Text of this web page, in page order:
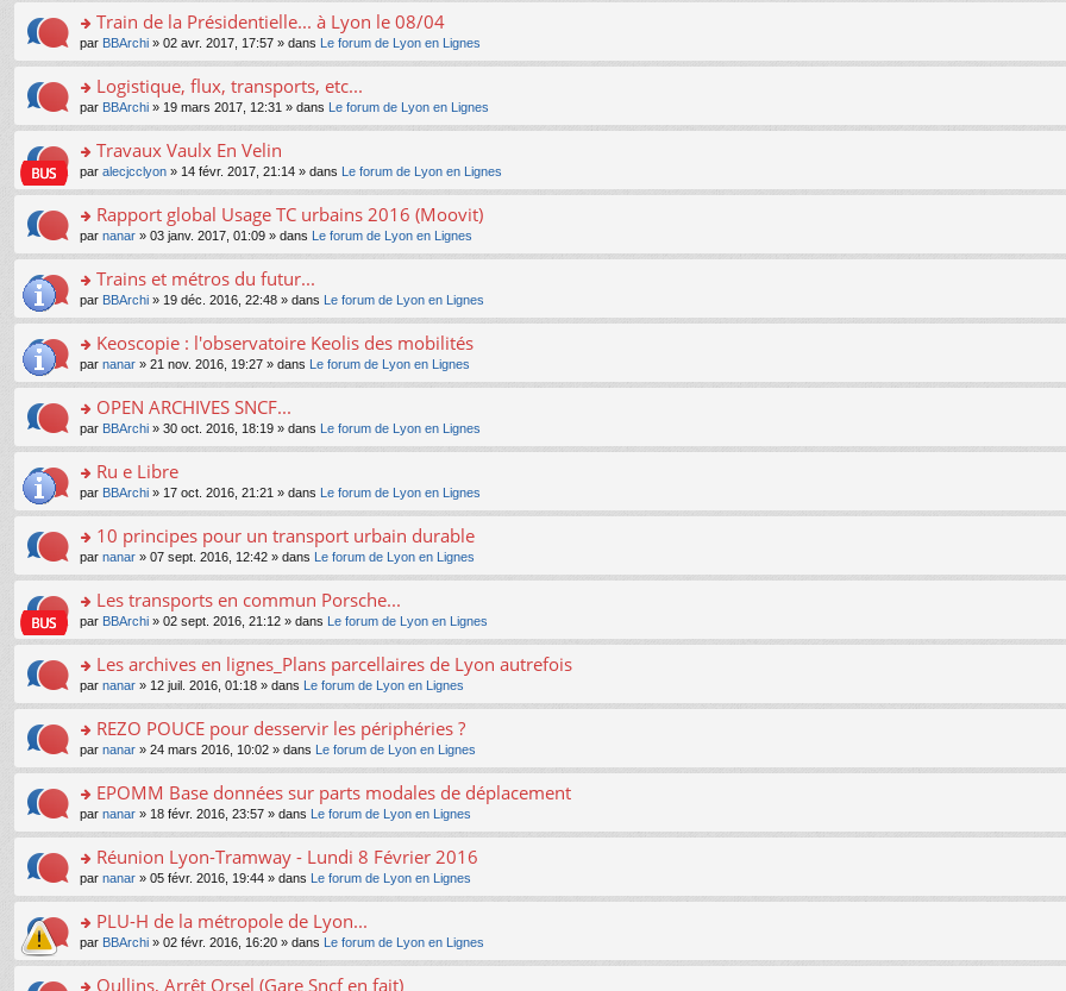
e
nt
s
ré
c
e
nt
le
pl
u
s
ré
c
e
nt
n
n
le
pl
u
s
ré
c
e
nt
a
g
e
n
n
le
pl
u
s
ré
c
e
nt
le
m
e
s
a
g
e
n
n
le
pl
u
s
ré
c
e
nt
s
ult
er
le
m
e
s
a
g
e
n
n
le
pl
u
s
ré
c
e
nt
o
n
s
ult
er
le
m
e
s
a
g
e
n
n
le
pl
u
s
ré
c
e
nt
Train de la Présidentielle... à Lyon le 08/04
par BBArchi » 02 avr. 2017, 17:57 » dans Le forum de Lyon en Lignes
o
n
s
ult
er
le
m
e
s
a
g
e
n
n
le
pl
u
s
ré
c
e
nt
Logistique, flux, transports, etc...
par BBArchi » 19 mars 2017, 12:31 » dans Le forum de Lyon en Lignes
o
n
s
ult
er
le
m
e
s
a
g
e
n
n
le
pl
u
s
ré
c
e
nt
Travaux Vaulx En Velin
par alecjcclyon » 14 févr. 2017, 21:14 » dans Le forum de Lyon en Lignes
o
n
s
ult
er
le
m
e
s
a
g
e
n
n
le
pl
u
s
ré
c
e
nt
Rapport global Usage TC urbains 2016 (Moovit)
par nanar » 03 janv. 2017, 01:09 » dans Le forum de Lyon en Lignes
o
n
s
ult
er
le
m
e
s
a
g
e
n
n
le
pl
u
s
ré
c
e
nt
Trains et métros du futur...
par BBArchi » 19 déc. 2016, 22:48 » dans Le forum de Lyon en Lignes
o
n
s
ult
er
le
m
e
s
a
g
e
n
n
le
pl
u
s
ré
c
e
nt
Keoscopie : l'observatoire Keolis des mobilités
par nanar » 21 nov. 2016, 19:27 » dans Le forum de Lyon en Lignes
o
n
s
ult
er
le
m
e
s
a
g
e
n
n
le
pl
u
s
ré
c
e
nt
OPEN ARCHIVES SNCF...
par BBArchi » 30 oct. 2016, 18:19 » dans Le forum de Lyon en Lignes
o
n
s
ult
er
le
m
e
s
a
g
e
n
n
le
pl
u
s
ré
c
e
nt
Ru e Libre
par BBArchi » 17 oct. 2016, 21:21 » dans Le forum de Lyon en Lignes
o
n
s
ult
er
le
m
e
s
a
g
e
n
n
le
pl
u
s
ré
c
e
nt
10 principes pour un transport urbain durable
par nanar » 07 sept. 2016, 12:42 » dans Le forum de Lyon en Lignes
o
n
s
ult
er
le
m
e
s
a
g
e
n
n
le
pl
u
s
Les transports en commun Porsche...
par BBArchi » 02 sept. 2016, 21:12 » dans Le forum de Lyon en Lignes
o
n
s
ult
er
le
m
e
s
a
g
e
n
n
Les archives en lignes_Plans parcellaires de Lyon autrefois
par nanar » 12 juil. 2016, 01:18 » dans Le forum de Lyon en Lignes
o
n
s
ult
er
le
m
e
s
a
g
e
n
REZO POUCE pour desservir les périphéries ?
par nanar » 24 mars 2016, 10:02 » dans Le forum de Lyon en Lignes
o
n
s
ult
er
le
m
e
s
EPOMM Base données sur parts modales de déplacement
par nanar » 18 févr. 2016, 23:57 » dans Le forum de Lyon en Lignes
o
n
s
ult
er
le
m
Réunion Lyon-Tramway - Lundi 8 Février 2016
par nanar » 05 févr. 2016, 19:44 » dans Le forum de Lyon en Lignes
o
n
s
PLU-H de la métropole de Lyon...
par BBArchi » 02 févr. 2016, 16:20 » dans Le forum de Lyon en Lignes
Oullins, Arrêt Orsel (Gare Sncf en fait)